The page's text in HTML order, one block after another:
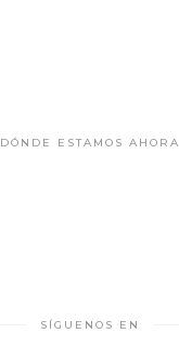
DÓNDE ESTAMOS AHORA
SÍGUENOS EN